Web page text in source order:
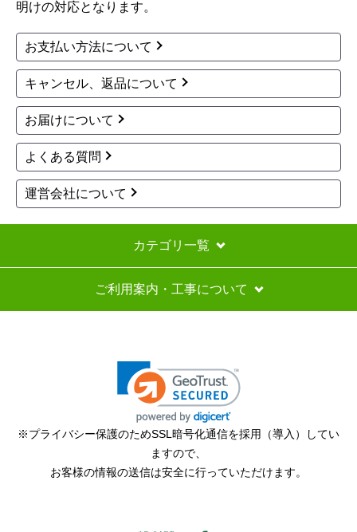
明けの対応となります。
お支払い方法について
キャンセル、返品について
お届けについて
よくある質問
運営会社について
カテゴリ一覧
ご利用案内・工事について
※プライバシー保護のためSSL暗号化通信を採用（導入）してい
ますので、
お客様の情報の送信は安全に行っていただけます。